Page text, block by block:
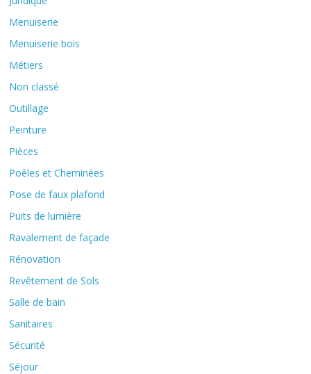
Menuiserie
Menuiserie bois
Métiers
Non classé
Outillage
Peinture
Pièces
Poêles et Cheminées
Pose de faux plafond
Puits de lumière
Ravalement de façade
Rénovation
Revêtement de Sols
Salle de bain
Sanitaires
Sécurité
Séjour